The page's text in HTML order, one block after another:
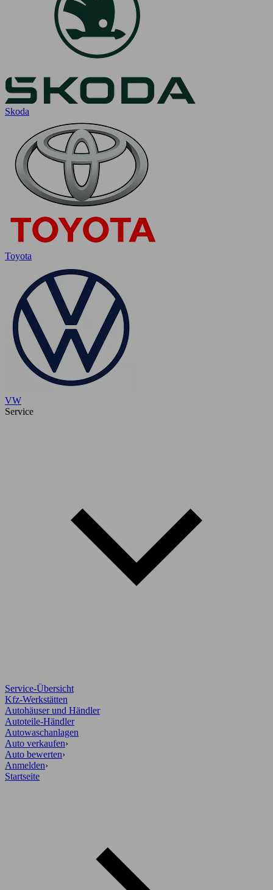
Skoda
Toyota
VW
Service
Service-Übersicht
Kfz-Werkstätten
Autohäuser und Händler
Autoteile-Händler
Autowaschanlagen
Auto verkaufen›
Auto bewerten›
Anmelden›
Startseite